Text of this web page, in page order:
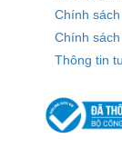
Chính
Chính
Thông tin